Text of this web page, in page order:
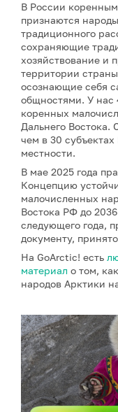
В России
признаются
традиционного
сохраняющие
хозяйствование и
территории
осознающие себя
общностями. У нас
коренных
Дальнего
чем в 30
местности.
В мае 2025 года
Концепцию
малочисленных
Востока РФ до
следующего года,
документу,
На GoArctic! есть
материал о том,
народов Арктики